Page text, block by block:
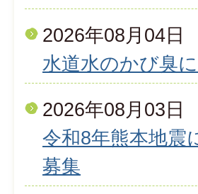
2026年08月04日
水道水のかび臭
2026年08月03日
令和8年熊本地震
募集